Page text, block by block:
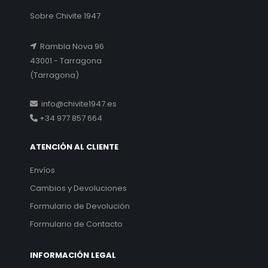
Sobre Chivite 1947
Rambla Nova 96
43001 - Tarragona
(Tarragona)
info@chivite1947.es
+34 977 857 664
ATENCIÓN AL CLIENTE
Envíos
Cambios y Devoluciones
Formulario de Devolución
Formulario de Contacto
INFORMACIÓN LEGAL